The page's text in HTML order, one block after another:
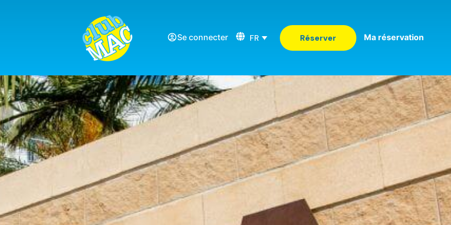
Se connecter FR Réserver Ma réservation